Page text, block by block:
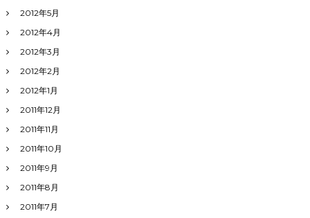
2012年5月
2012年4月
2012年3月
2012年2月
2012年1月
2011年12月
2011年11月
2011年10月
2011年9月
2011年8月
2011年7月